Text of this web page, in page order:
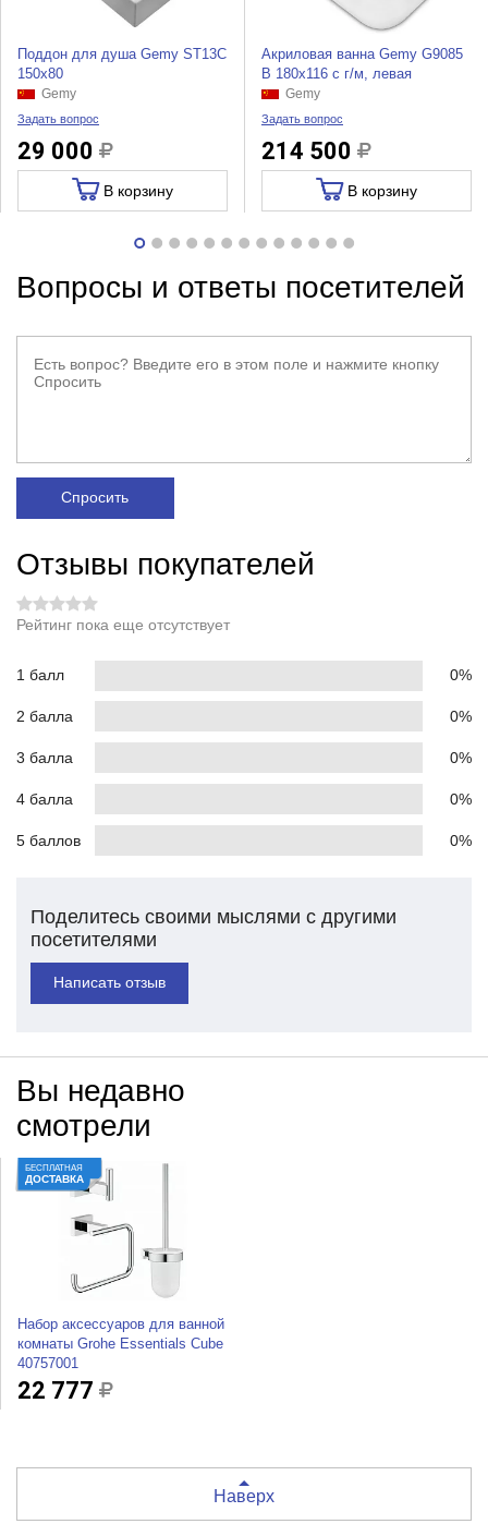
Поддон для душа Gemy ST13C
150x80
Gemy
Задать вопрос
29 000
В корзину
Акриловая ванна Gemy G9085
B 180x116 с г/м, левая
Gemy
Задать вопрос
214 500
В корзину
Вопросы и ответы посетителей
Спросить
Отзывы покупателей
Рейтинг пока еще отсутствует
1 балл 0%
2 балла 0%
3 балла 0%
4 балла 0%
5 баллов 0%
Поделитесь своими мыслями с другими
посетителями
Написать отзыв
Вы недавно
смотрели
БЕСПЛАТНАЯ
ДОСТАВКА
Набор аксессуаров для ванной
комнаты Grohe Essentials Cube
40757001
22 777
Наверх